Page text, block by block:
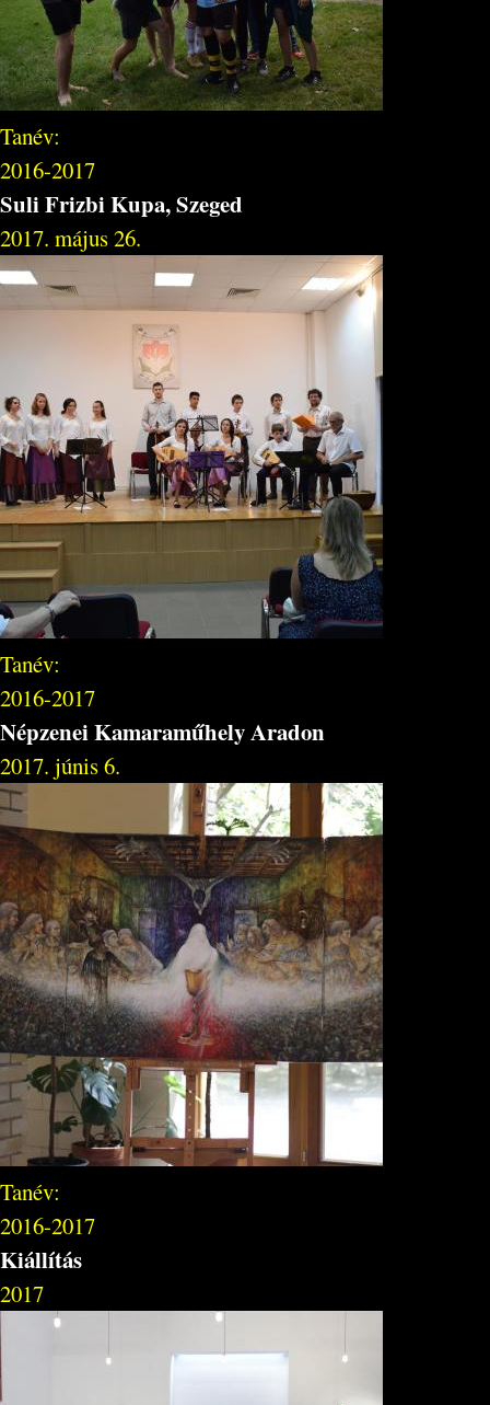
Tanév:
2016-2017
Suli Frizbi Kupa, Szeged
2017. május 26.
Tanév:
2016-2017
Népzenei Kamaraműhely Aradon
2017. júnis 6.
Tanév:
2016-2017
Kiállítás
2017